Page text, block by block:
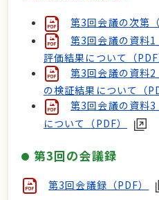
第3回会議の次第（
第3回会議の資料
評価結果について（PDF
第3回会議の資料
の検証結果について（
第3回会議の資料
について（PDF）
第3回の会議録
第3回会議録（PDF）